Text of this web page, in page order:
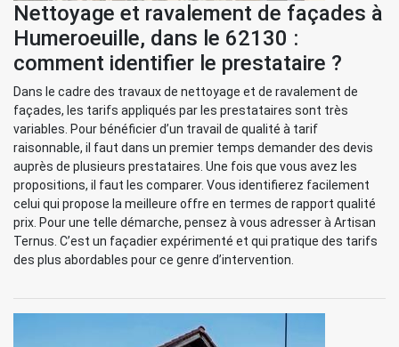
Nettoyage et ravalement de façades à
Humeroeuille, dans le 62130 :
comment identifier le prestataire ?
Dans le cadre des travaux de nettoyage et de ravalement de
façades, les tarifs appliqués par les prestataires sont très
variables. Pour bénéficier d’un travail de qualité à tarif
raisonnable, il faut dans un premier temps demander des devis
auprès de plusieurs prestataires. Une fois que vous avez les
propositions, il faut les comparer. Vous identifierez facilement
celui qui propose la meilleure offre en termes de rapport qualité
prix. Pour une telle démarche, pensez à vous adresser à Artisan
Ternus. C’est un façadier expérimenté et qui pratique des tarifs
des plus abordables pour ce genre d’intervention.